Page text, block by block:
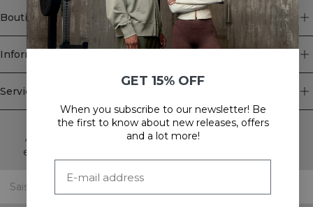
Boutique
Information
Service client
Newsletter
Abonnez-vous à notre newsletter! Recevez des offres
exclusives, nos dernières nouvelles et bien plus encore.
GET 15% OFF
When you subscribe to our newsletter! Be
the first to know about new releases, offers
and a lot more!